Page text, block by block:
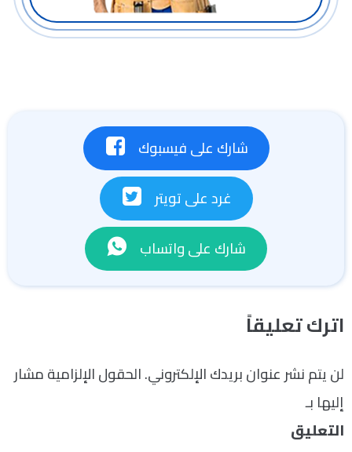
شارك على فيسبوك
غرد على تويتر
شارك على واتساب
اترك تعليقاً
لن يتم نشر عنوان بريدك الإلكتروني.الحقول الإلزامية مشار
إليها بـ
التعليق